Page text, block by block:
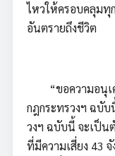
ไหวให้ครอบคลุมทุ
อันตรายถึงชีวิต
“ขอความอนุเค
กฎกระทรวงฯ ฉบับ
วงฯ ฉบับนี้ จะเป็น
ที่มีความเสี่ยง 43